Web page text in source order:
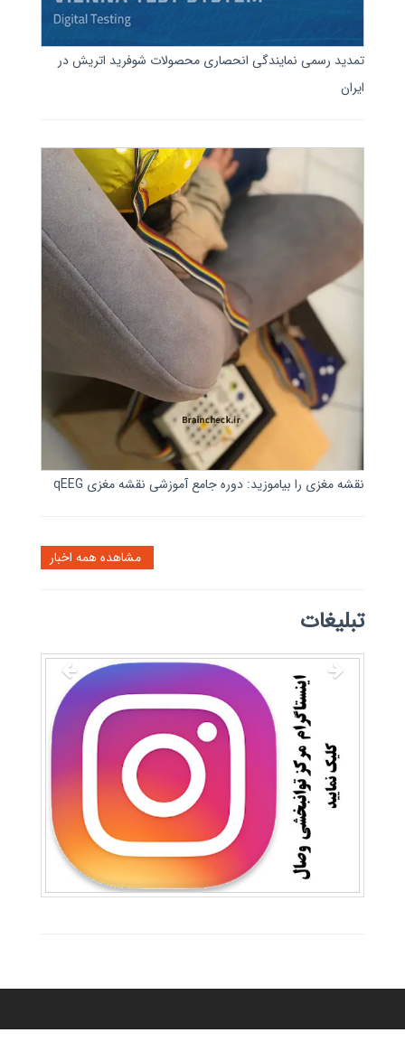
تمدید رسمی نمایندگی انحصاری محصولات شوفرید اتریش در
ایران
نقشه مغزی را بیاموزید: دوره جامع آموزشی نقشه مغزی qEEG
تبلیغات